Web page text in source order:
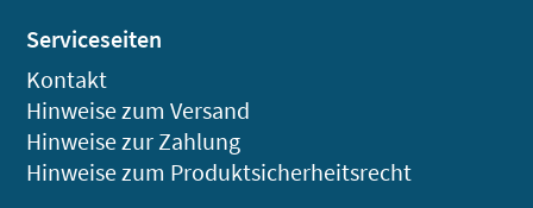
Serviceseiten
Kontakt
Hinweise zum Versand
Hinweise zur Zahlung
Hinweise zum Produktsicherheitsrecht